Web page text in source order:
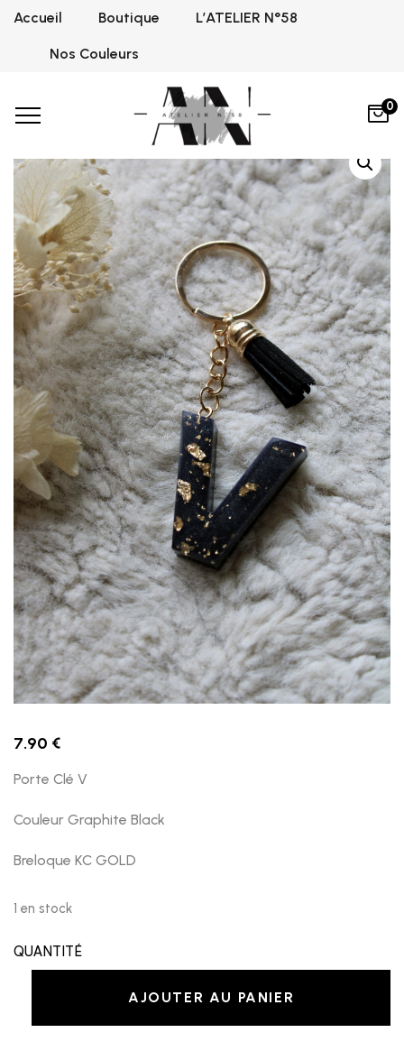
Accueil Boutique L’ATELIER N°58
Nos Couleurs
0
Home Graphite Black,Porte cle lettres
7.90 €
Porte Clé V
Couleur Graphite Black
Breloque KC GOLD
1 en stock
QUANTITÉ
AJOUTER AU PANIER